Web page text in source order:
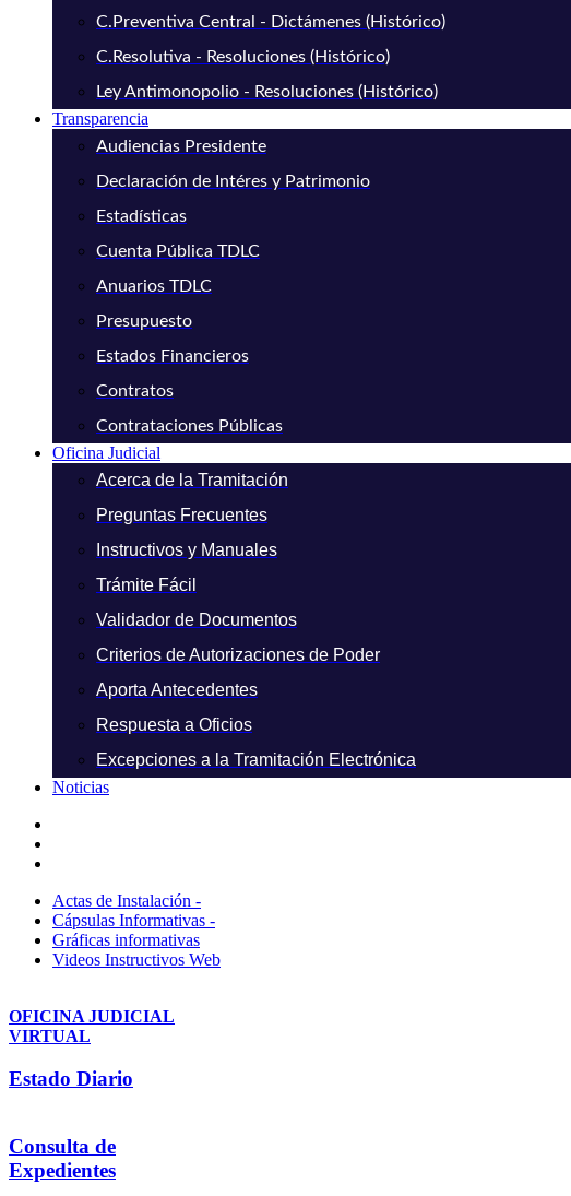
C.Preventiva Central - Dictámenes (Histórico)
C.Resolutiva - Resoluciones (Histórico)
Ley Antimonopolio - Resoluciones (Histórico)
Transparencia
Audiencias Presidente
Declaración de Intéres y Patrimonio
Estadísticas
Cuenta Pública TDLC
Anuarios TDLC
Presupuesto
Estados Financieros
Contratos
Contrataciones Públicas
Oficina Judicial
Acerca de la Tramitación
Preguntas Frecuentes
Instructivos y Manuales
Trámite Fácil
Validador de Documentos
Criterios de Autorizaciones de Poder
Aporta Antecedentes
Respuesta a Oficios
Excepciones a la Tramitación Electrónica
Noticias
Actas de Instalación -
Cápsulas Informativas -
Gráficas informativas
Videos Instructivos Web
OFICINA JUDICIAL
VIRTUAL
Estado Diario
Consulta de
Expedientes